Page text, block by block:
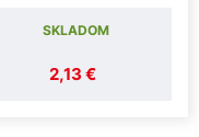
2,13 €
SKLADOM